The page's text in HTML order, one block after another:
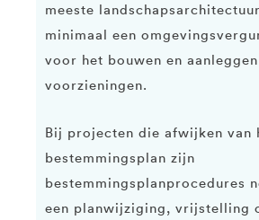
meeste
minimaal een
voor het bouwen en
voorzieningen.
Bij projecten die afwijken van
bestemmingsplan zijn
bestemmingsplanprocedures
een planwijziging, vrijstelling